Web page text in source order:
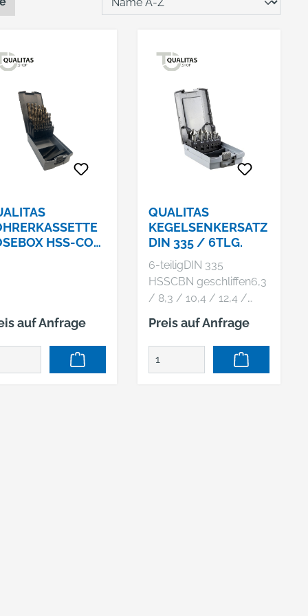
HSS-CO
auf Anfrage
QUALITAS
KEGELSENKERSATZ
DIN 335 / 6TLG.
6-teiligDIN 335
HSSCBN geschliffen6,3
/ 8,3 / 10,4 / 12,4 /
16,5 / 20,5in
Kunststoffbox
Preis auf Anfrage